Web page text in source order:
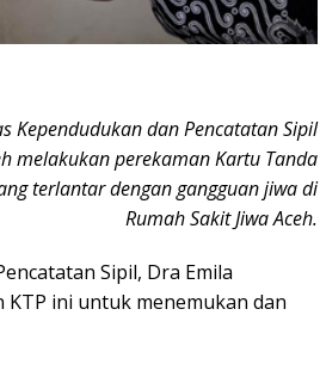
Kependudukan dan Pencatatan Sipil
melakukan perekaman Kartu Tanda
terlantar dengan gangguan jiwa di
Rumah Sakit Jiwa Aceh.
Sipil, Dra Emila
ini untuk menemukan dan